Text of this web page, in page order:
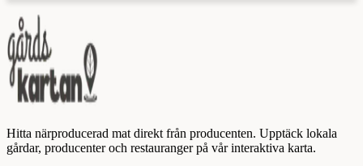
Hitta närproducerad mat direkt från producenten. Upptäck lokala
gårdar, producenter och restauranger på vår interaktiva karta.